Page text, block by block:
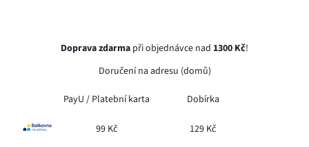
Doprava zdarma při objednávce nad 1300 Kč!
Doručení na adresu (domů)
PayU / Platební karta Dobírka
99 Kč 129 Kč